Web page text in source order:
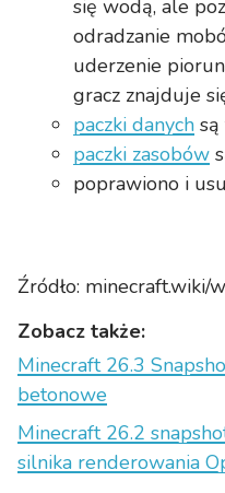
się wodą, ale
odradzanie
uderzenie
gracz znajduje
paczki danych
paczki zasobów
poprawiono i
Źródło: minecraft.wiki/
Zobacz także:
Minecraft 26.3
betonowe
Minecraft 26.2
silnika renderowania